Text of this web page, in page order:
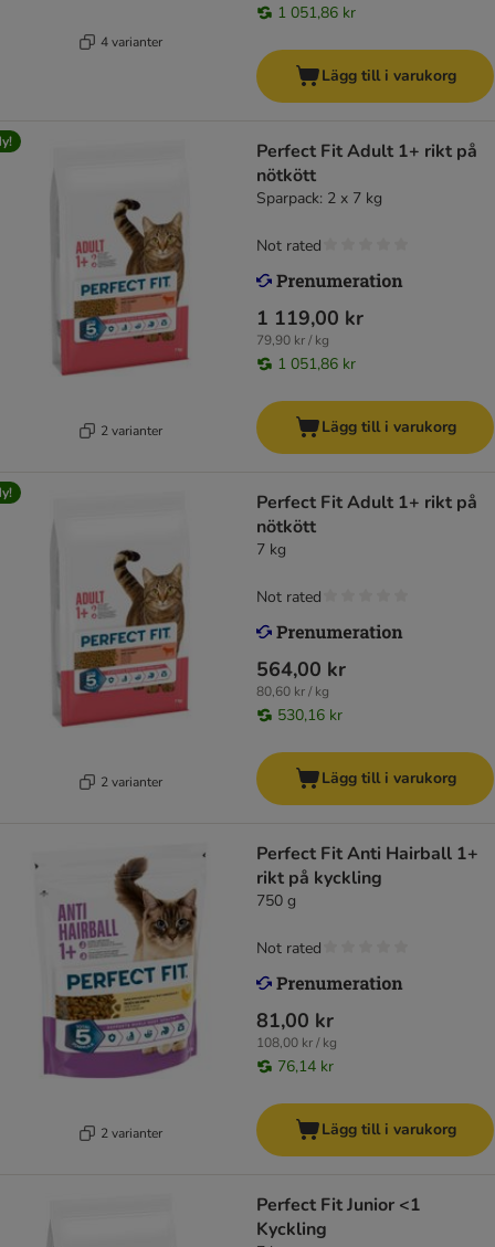
4 varianter
1 051,86 kr
Lägg till i varukorg
2 varianter
Perfect Fit Adult 1+ rikt på
nötkött
Sparpack: 2 x 7 kg
1 119,00 kr
79,90 kr / kg
1 051,86 kr
Not rated
Lägg till i varukorg
2 varianter
Perfect Fit Adult 1+ rikt på
nötkött
7 kg
564,00 kr
80,60 kr / kg
530,16 kr
Not rated
Lägg till i varukorg
2 varianter
Perfect Fit Anti Hairball 1+
rikt på kyckling
750 g
81,00 kr
108,00 kr / kg
76,14 kr
Not rated
Lägg till i varukorg
Perfect Fit Junior <1
Kyckling